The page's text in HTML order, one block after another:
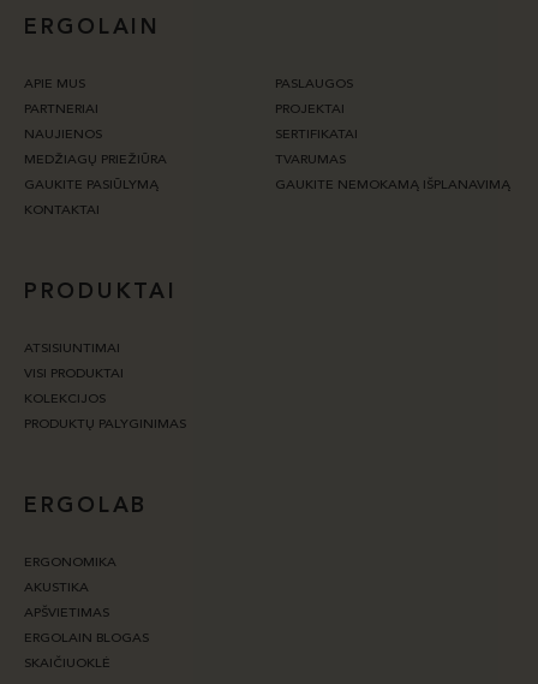
ERGOLAIN
APIE MUS
PASLAUGOS
PARTNERIAI
PROJEKTAI
NAUJIENOS
SERTIFIKATAI
MEDŽIAGŲ PRIEŽIŪRA
TVARUMAS
GAUKITE PASIŪLYMĄ
GAUKITE NEMOKAMĄ IŠPLANAVIMĄ
KONTAKTAI
PRODUKTAI
ATSISIUNTIMAI
VISI PRODUKTAI
KOLEKCIJOS
PRODUKTŲ PALYGINIMAS
ERGOLAB
ERGONOMIKA
AKUSTIKA
APŠVIETIMAS
ERGOLAIN BLOGAS
SKAIČIUOKLĖ